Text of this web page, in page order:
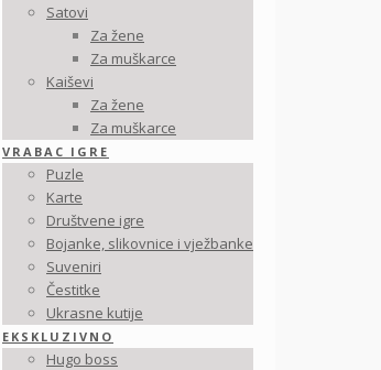
Satovi
Za žene
Za muškarce
Kaiševi
Za žene
Za muškarce
VRABAC IGRE
Puzle
Karte
Društvene igre
Bojanke, slikovnice i vježbanke
Suveniri
Čestitke
Ukrasne kutije
EKSKLUZIVNO
Hugo boss